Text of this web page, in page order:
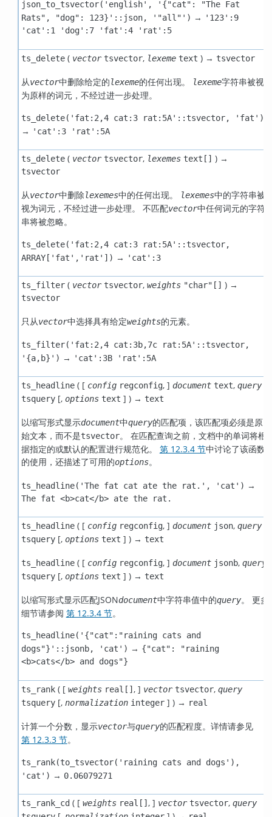
json_to_tsvector('english', '{"cat": "The Fat
Rats", "dog": 123}'::json, '"all"') →
'123':9
'cat':1 'dog':7 'fat':4 'rat':5
ts_delete( vector tsvector, lexeme text ) → tsvector
从vector中删除给定的lexeme的任何出现。 lexeme字符串被视
为原样的词元，不经过进一步处理。
ts_delete('fat:2,4 cat:3 rat:5A'::tsvector, 'fat')
→ 'cat':3 'rat':5A
ts_delete( vector tsvector, lexemes text[] ) →
tsvector
从vector中删除lexemes中的任何出现。 lexemes中的字符串被
视为词元，不经过进一步处理。 不匹配vector中任何词元的字符
串将被忽略。
ts_delete('fat:2,4 cat:3 rat:5A'::tsvector,
ARRAY['fat','rat']) → 'cat':3
ts_filter( vector tsvector, weights "char"[] ) →
tsvector
只从vector中选择具有给定weights的元素。
ts_filter('fat:2,4 cat:3b,7c rat:5A'::tsvector,
'{a,b}') → 'cat':3B 'rat':5A
ts_headline( [ config regconfig, ] document text, query
tsquery[, options text ] ) → text
以缩写形式显示document中query的匹配项，该匹配项必须是原
始文本，而不是tsvector。 在匹配查询之前，文档中的单词将根
据指定的或默认的配置进行规范化。 第 12.3.4 节中讨论了该函数
的使用，还描述了可用的options。
ts_headline('The fat cat ate the rat.', 'cat') →
The fat <b>cat</b> ate the rat.
ts_headline( [ config regconfig, ] document json, query
tsquery[, options text ] ) → text
ts_headline( [ config regconfig, ] document jsonb, query
tsquery[, options text ] ) → text
以缩写形式显示匹配JSONdocument中字符串值中的query。 更多
细节请参阅 第 12.3.4 节。
ts_headline('{"cat":"raining cats and
dogs"}'::jsonb, 'cat') → {"cat": "raining
<b>cats</b> and dogs"}
ts_rank( [ weights real[] , ] vector tsvector, query
tsquery[, normalization integer ] ) → real
计算一个分数，显示vector与query的匹配程度。详情请参见
第 12.3.3 节。
ts_rank(to_tsvector('raining cats and dogs'),
'cat') → 0.06079271
ts_rank_cd( [ weights real[] , ] vector tsvector, query